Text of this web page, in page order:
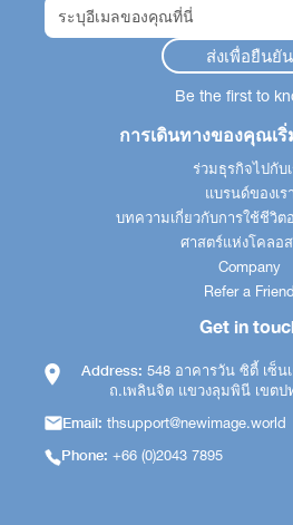
Be the first to
การเดินทางของคุณเ
ร่วมธุรกิจไปกับเ
แบรนด์ของเรา
บทความเกี่ยวกับการใช้ชีวิ
ศาสตร์แห่งโคลอ
Company
Refer a Friend
Get in
Address:548 อาคารวัน ซิตี้ เซ็น
ถ.เพลินจิต แขวงลุมพินี เขต
Email:thsupport@newimage.world
Phone:+66 (0)2043 7895